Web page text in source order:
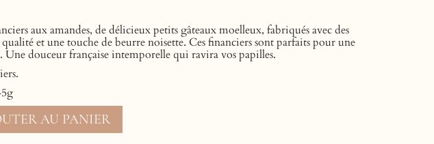
aux amandes, de délicieux petits gâteaux moelleux, fabriqués avec des
qualité et une touche de beurre noisette. Ces financiers sont parfaits pour une
Une douceur française intemporelle qui ravira vos papilles.
AU PANIER